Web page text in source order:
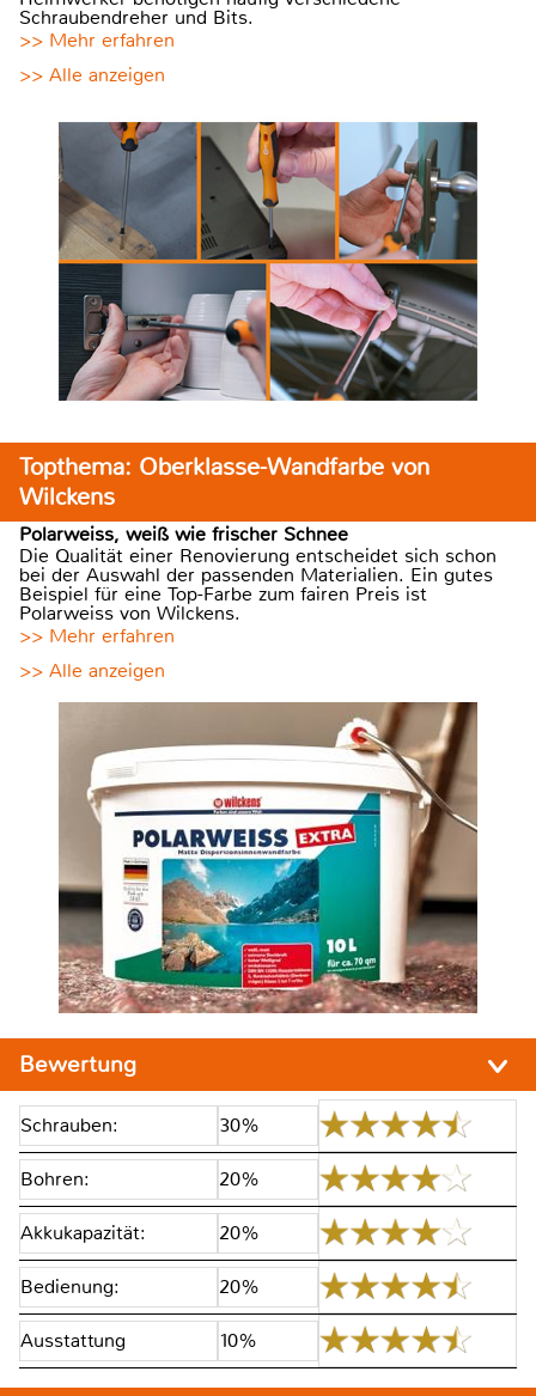
Schraubendreher und Bits.
>> Mehr erfahren
>> Alle anzeigen
Topthema: Oberklasse-Wandfarbe von
Wilckens
Polarweiss, weiß wie frischer Schnee
Die Qualität einer Renovierung entscheidet sich schon
bei der Auswahl der passenden Materialien. Ein gutes
Beispiel für eine Top-Farbe zum fairen Preis ist
Polarweiss von Wilckens.
>> Mehr erfahren
>> Alle anzeigen
Bewertung
Schrauben: 30%
Bohren: 20%
Akkukapazität: 20%
Bedienung: 20%
Ausstattung 10%